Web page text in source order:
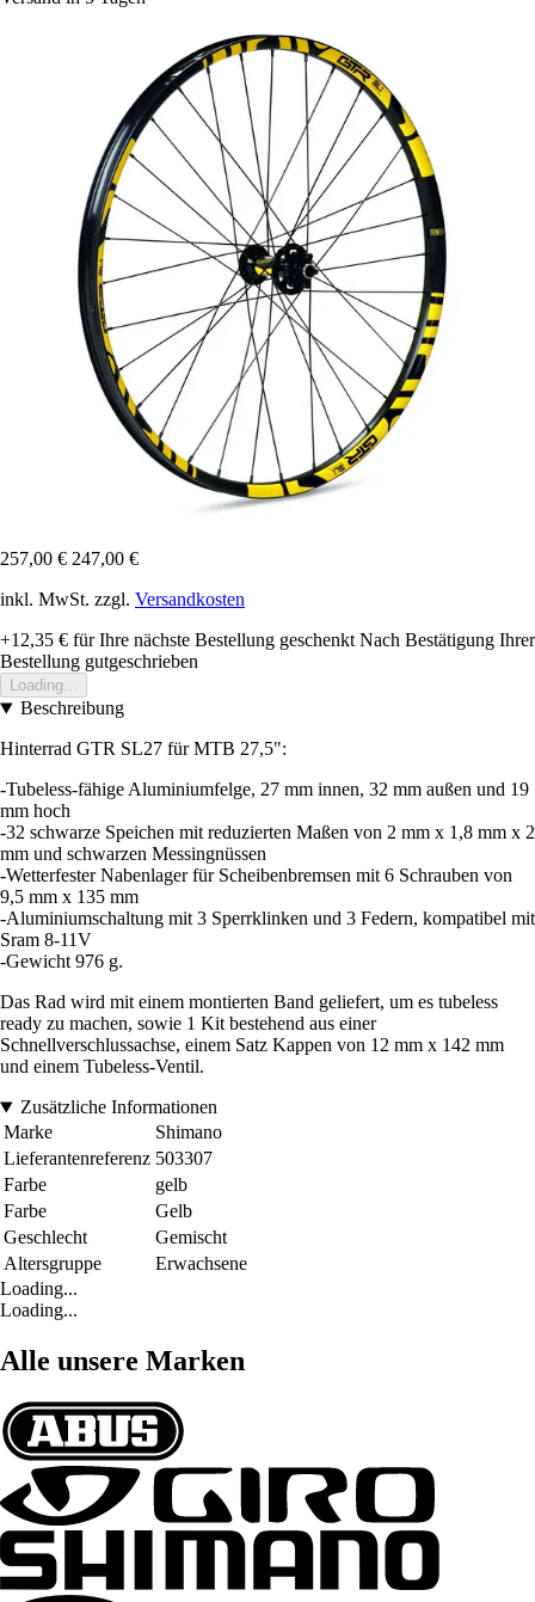
257,00 € 247,00 €
inkl. MwSt. zzgl. Versandkosten
+12,35 € für Ihre nächste Bestellung geschenkt Nach Bestätigung Ihrer
Bestellung gutgeschrieben
Loading...
Beschreibung
Hinterrad GTR SL27 für MTB 27,5":
-Tubeless-fähige Aluminiumfelge, 27 mm innen, 32 mm außen und 19
mm hoch
-32 schwarze Speichen mit reduzierten Maßen von 2 mm x 1,8 mm x 2
mm und schwarzen Messingnüssen
-Wetterfester Nabenlager für Scheibenbremsen mit 6 Schrauben von
9,5 mm x 135 mm
-Aluminiumschaltung mit 3 Sperrklinken und 3 Federn, kompatibel mit
Sram 8-11V
-Gewicht 976 g.
Das Rad wird mit einem montierten Band geliefert, um es tubeless
ready zu machen, sowie 1 Kit bestehend aus einer
Schnellverschlussachse, einem Satz Kappen von 12 mm x 142 mm
und einem Tubeless-Ventil.
Zusätzliche Informationen
Marke
Shimano
Lieferantenreferenz 503307
Farbe
gelb
Farbe
Gelb
Geschlecht
Gemischt
Altersgruppe
Erwachsene
Loading...
Loading...
Alle unsere Marken